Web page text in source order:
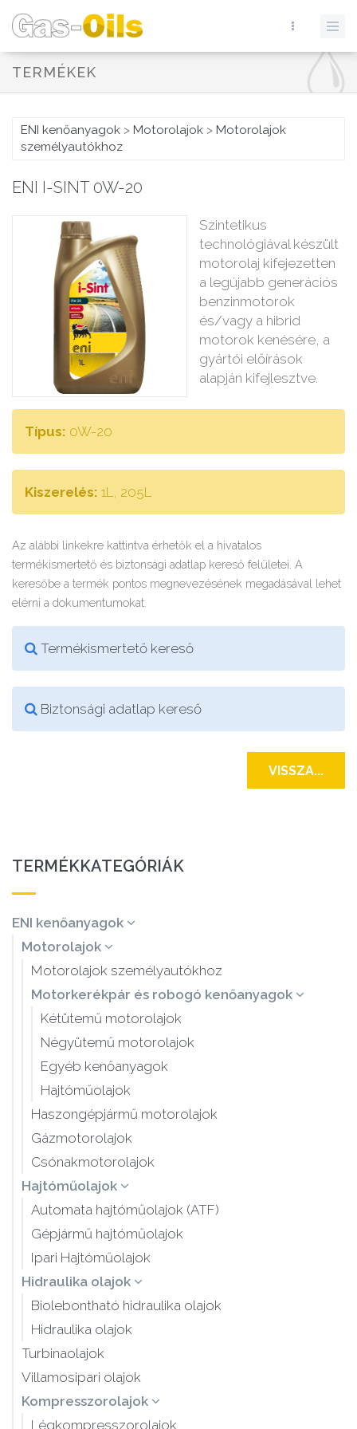
TERMÉKEK
ENI kenőanyagok > Motorolajok > Motorolajok
személyautókhoz
ENI I-SINT 0W-20
Szintetikus
technológiával készült
motorolaj kifejezetten
a legújabb generációs
benzinmotorok
és/vagy a hibrid
motorok kenésére, a
gyártói előírások
alapján kifejlesztve.
Típus: 0W-20
Kiszerelés: 1L, 205L
Az alábbi linkekre kattintva érhetők el a hivatalos
termékismertető és biztonsági adatlap kereső felületei. A
keresőbe a termék pontos megnevezésének megadásával lehet
elérni a dokumentumokat.
Termékismertető kereső
Biztonsági adatlap kereső
VISSZA...
TERMÉKKATEGÓRIÁK
ENI kenőanyagok
Motorolajok
Motorolajok személyautókhoz
Motorkerékpár és robogó kenőanyagok
Kétütemű motorolajok
Négyütemű motorolajok
Egyéb kenőanyagok
Hajtóműolajok
Haszongépjármű motorolajok
Gázmotorolajok
Csónakmotorolajok
Hajtóműolajok
Automata hajtóműolajok (ATF)
Gépjármű hajtóműolajok
Ipari Hajtóműolajok
Hidraulika olajok
Biolebontható hidraulika olajok
Hidraulika olajok
Turbinaolajok
Villamosipari olajok
Kompresszorolajok
Légkompresszorolajok